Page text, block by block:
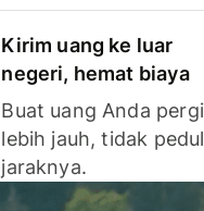
Kirim uang ke luar
negeri, hemat biaya
Buat uang Anda pergi
lebih jauh, tidak
jaraknya.